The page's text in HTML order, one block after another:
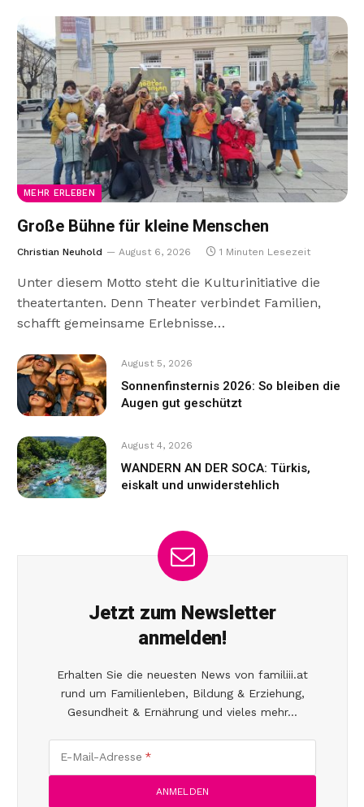
MEHR ERLEBEN
Große Bühne für kleine Menschen
Christian Neuhold August 6, 2026 1 Minuten Lesezeit
Unter diesem Motto steht die Kulturinitiative die
theatertanten. Denn Theater verbindet Familien,
schafft gemeinsame Erlebnisse…
August 5, 2026
Sonnenfinsternis 2026: So bleiben die
Augen gut geschützt
August 4, 2026
WANDERN AN DER SOCA: Türkis,
eiskalt und unwiderstehlich
Jetzt zum Newsletter
anmelden!
Erhalten Sie die neuesten News von familiii.at
rund um Familienleben, Bildung & Erziehung,
Gesundheit & Ernährung und vieles mehr...
E-Mail-Adresse